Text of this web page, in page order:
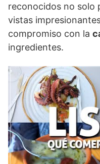
reconocidos no solo
vistas
compromiso con la
ingredientes.